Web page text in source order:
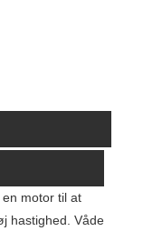
motor til at
hastighed. Våde